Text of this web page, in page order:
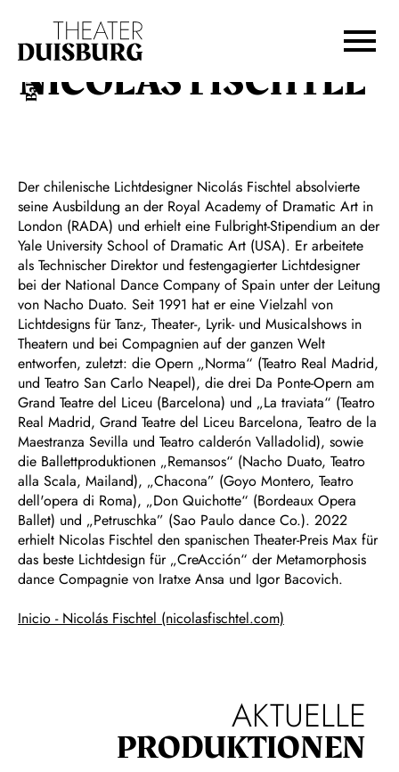
Zur Hauptnavigation springen
Zum Footer springen
Ballett
NICOLÁS FISCHTEL
Der chilenische Lichtdesigner Nicolás Fischtel absolvierte
seine Ausbildung an der Royal Academy of Dramatic Art in
London (RADA) und erhielt eine Fulbright-Stipendium an der
Yale University School of Dramatic Art (USA). Er arbeitete
als Technischer Direktor und festengagierter Lichtdesigner
bei der National Dance Company of Spain unter der Leitung
von Nacho Duato. Seit 1991 hat er eine Vielzahl von
Lichtdesigns für Tanz-, Theater-, Lyrik- und Musicalshows in
Theatern und bei Compagnien auf der ganzen Welt
entworfen, zuletzt: die Opern „Norma“ (Teatro Real Madrid,
und Teatro San Carlo Neapel), die drei Da Ponte-Opern am
Grand Teatre del Liceu (Barcelona) und „La traviata“ (Teatro
Real Madrid, Grand Teatre del Liceu Barcelona, Teatro de la
Maestranza Sevilla und Teatro calderón Valladolid), sowie
die Ballettproduktionen „Remansos“ (Nacho Duato, Teatro
alla Scala, Mailand), „Chacona” (Goyo Montero, Teatro
dell'opera di Roma), „Don Quichotte“ (Bordeaux Opera
Ballet) und „Petruschka” (Sao Paulo dance Co.). 2022
erhielt Nicolas Fischtel den spanischen Theater-Preis Max für
das beste Lichtdesign für „CreAcción“ der Metamorphosis
dance Compagnie von Iratxe Ansa und Igor Bacovich.
Inicio - Nicolás Fischtel (nicolasfischtel.com)
AKTUELLE
PRODUKTIONEN